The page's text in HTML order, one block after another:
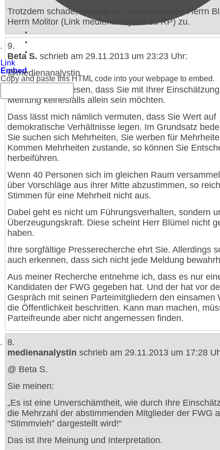
Link
Embed
Copy and paste this HTML code into your webpage to embed.
Trotzdem schade, stimme den ausgetretenen Herrn
Herrn Molitor (Link medienanalystin zu RP) zu.
9.
Beta S. schrieb am 29.11.2013 um 23:23 Uhr:
@medienanalystin
Es ist schön zu lesen, dass Sie mit Ihrer
Meinung keinesfalls allein sein möchten.
Dass lässt mich nämlich vermuten, dass Sie Wert auf
demokratische Verhältnisse legen. Im Grundsatz
Sie suchen sich Mehrheiten, Sie werben für
Kommen Mehrheiten zustande, so können Sie
herbeiführen.
Wenn 40 Personen sich im gleichen Raum
über Vorschläge aus ihrer Mitte abzustimmen, so
Stimmen für eine Mehrheit nicht aus.
Dabei geht es nicht um Führungsverhalten, sondern
Überzeugungskraft. Diese scheint Herr Blümel nicht
haben.
Ihre sorgfältige Presserecherche ehrt Sie. Allerdings
auch erkennen, dass sich nicht jede Meldung
Aus meiner Recherche entnehme ich, dass es nur
Kandidaten der FWG gegeben hat. Und der hat vor
Gespräch mit seinen Parteimitgliedern den einsamen
die Öffentlichkeit beschritten. Kann man machen,
Parteifreunde aber nicht angemessen finden.
8.
medienanalystin schrieb am 29.11.2013 um 17:28
@ Beta S.
Sie meinen:
„Es ist eine Unverschämtheit, wie durch Ihre
die Mehrzahl der abstimmenden Mitglieder der FWG
“Stimmvieh” dargestellt wird!“
Das ist Ihre Meinung und Interpretation.